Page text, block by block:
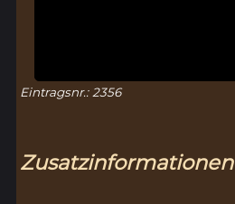
Eintragsnr.: 2356
Zusatzinformationen